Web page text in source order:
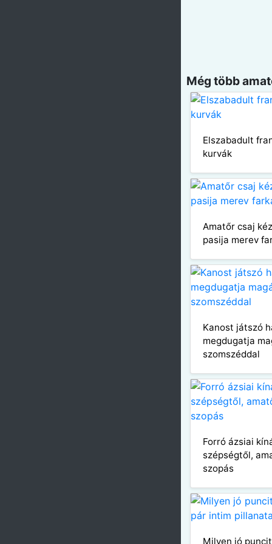
Még több
Elszabadult
kurvák
Amatőr csaj
pasija merev
Kanost játszó
megdugatja
szomszéddal
Forró ázsiai
szépségtől,
szopás
Milyen jó